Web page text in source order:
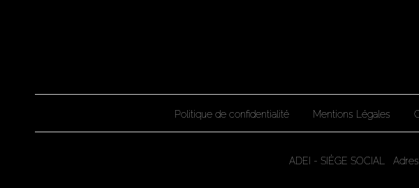
Politique de confidentialité Mentions Légales
ADEI - SIÈGE SOCIAL